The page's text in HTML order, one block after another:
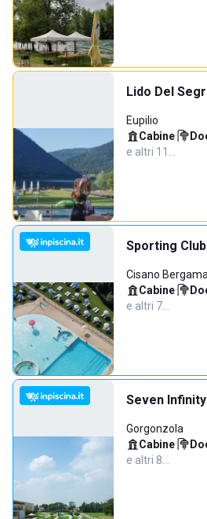
Lido Del
Eupilio
Cabine·
e altri 11…
Sporting
Cisano
Cabine·
e altri 7…
Seven Infinity
Gorgonzola
Cabine·
e altri 8…